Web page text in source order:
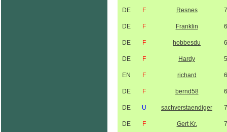
DE F Resnes
DE F Franklin
DE F hobbesdu
DE F Hardy
EN F richard
DE F bernd58
DE U sachverstaendiger
DE F Gert Kr.